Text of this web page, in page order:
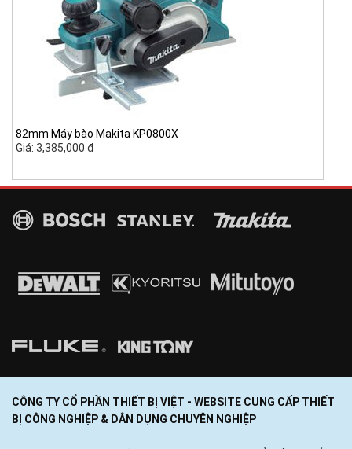
82mm Máy bào Makita KP0800X
Giá: 3,385,000 đ
CÔNG TY CỔ PHẦN THIẾT BỊ VIỆT - WEBSITE CUNG CẤP THIẾT
BỊ CÔNG NGHIỆP & DÂN DỤNG CHUYÊN NGHIỆP